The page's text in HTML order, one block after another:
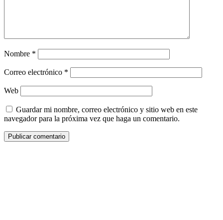
Nombre *
Correo electrónico *
Web
Guardar mi nombre, correo electrónico y sitio web en este
navegador para la próxima vez que haga un comentario.